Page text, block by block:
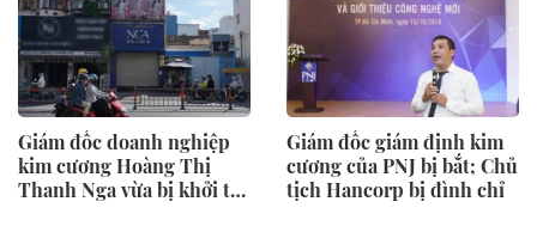
Giám đốc doanh nghiệp
kim cương Hoàng Thị
Thanh Nga vừa bị khởi tố
Giám đốc giám định kim
cương của PNJ bị bắt; Chủ
tịch Hancorp bị đình chỉ